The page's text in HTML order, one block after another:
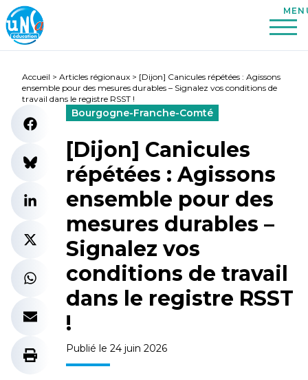
Accueil > Articles régionaux > [Dijon] Canicules répétées : Agissons
ensemble pour des mesures durables – Signalez vos conditions de
travail dans le registre RSST !
Bourgogne-Franche-Comté
[Dijon] Canicules
répétées : Agissons
ensemble pour des
mesures durables –
Signalez vos
conditions de travail
dans le registre RSST
!
Publié le 24 juin 2026